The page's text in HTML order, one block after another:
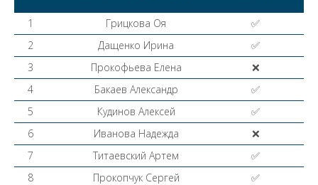
1 Грицкова Оя
✅
2
Дащенко Ирина
✅
3
Прокофьева Елена
❌
4
Бакаев Александр
✅
5
Кудинов Алексей
✅
6
Иванова Надежда
❌
7
Титаевский Артем
✅
8
Прокопчук Сергей
✅